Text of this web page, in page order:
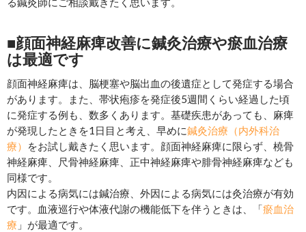
■顔面神経麻痺改善に鍼灸治療や瘀血治療
は最適です
顔面神経麻痺は、脳梗塞や脳出血の後遺症として発症する場合
があります。また、帯状疱疹を発症後5週間くらい経過した頃
に発症する例も、数多くあります。基礎疾患があっても、麻痺
が発現したときを1日目と考え、早めに鍼灸治療（内外科治
療）
をお試し戴きたく思います。顔面神経麻痺に限らず、橈骨
神経麻痺、尺骨神経麻痺、正中神経麻痺や腓骨神経麻痺なども
同様です。
内因による病気には鍼治療、外因による病気には灸治療が有効
です。血液巡行や体液代謝の機能低下を伴うときは、「瘀血治
療 」が最適です。